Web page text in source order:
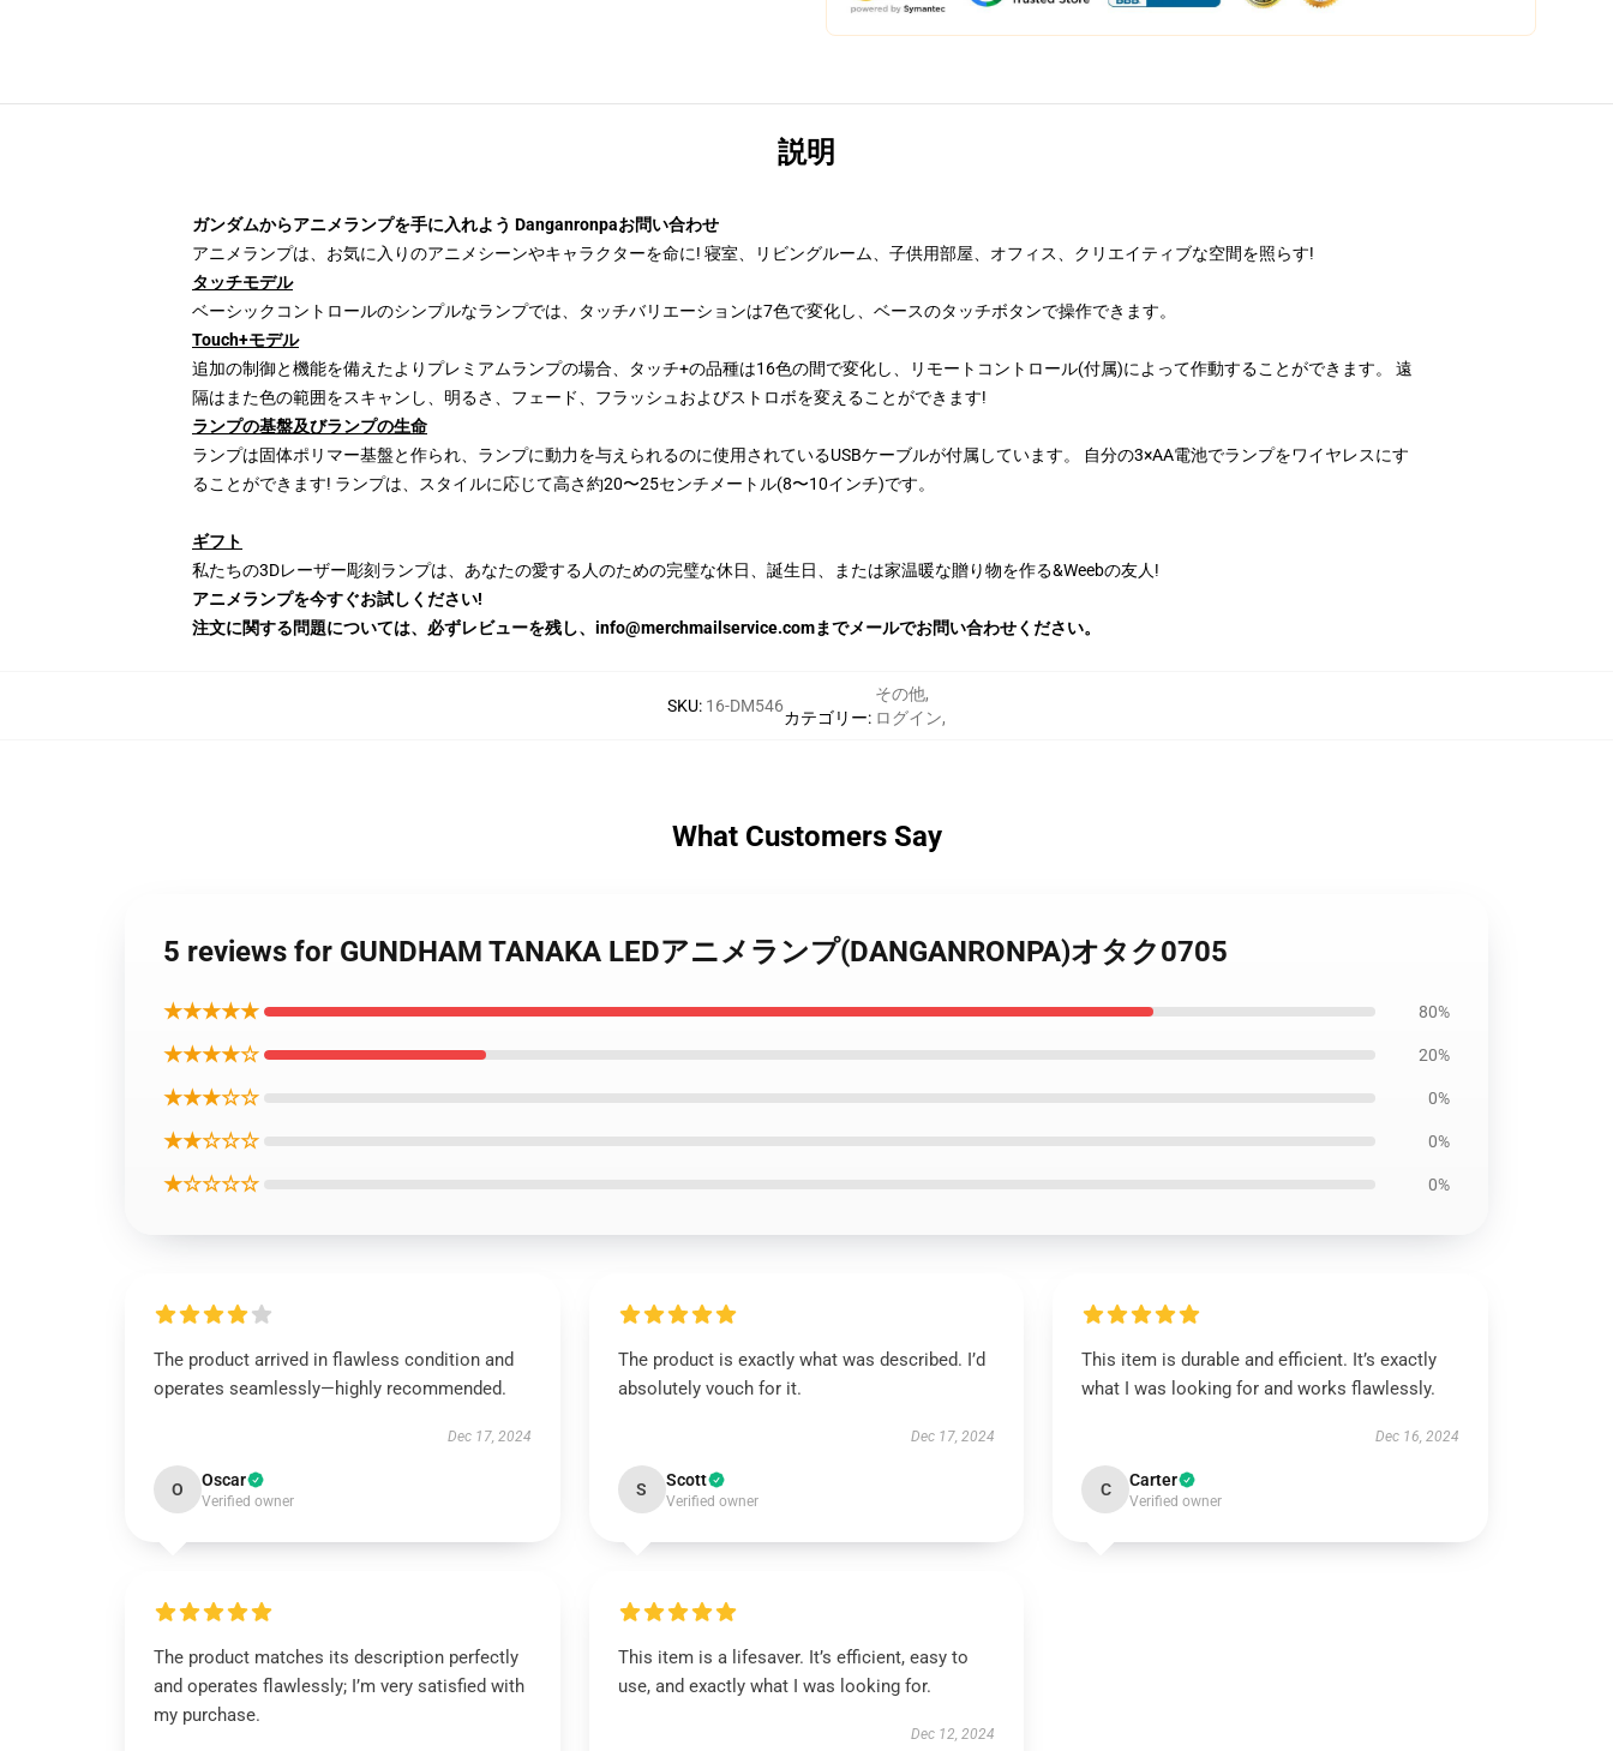
説明
ガンダムからアニメランプを手に入れよう Danganronpaお問い合わせ
アニメランプは、お気に入りのアニメシーンやキャラクターを命に! 寝室、リビングルーム、子供用部屋、オフィス、クリエイティブな空間を照らす!
タッチモデル
ベーシックコントロールのシンプルなランプでは、タッチバリエーションは7色で変化し、ベースのタッチボタンで操作できます。
Touch+モデル
追加の制御と機能を備えたよりプレミアムランプの場合、タッチ+の品種は16色の間で変化し、リモートコントロール(付属)によって作動することができます。 遠
隔はまた色の範囲をスキャンし、明るさ、フェード、フラッシュおよびストロボを変えることができます!
ランプの基盤及びランプの生命
ランプは固体ポリマー基盤と作られ、ランプに動力を与えられるのに使用されているUSBケーブルが付属しています。 自分の3×AA電池でランプをワイヤレスにす
ることができます! ランプは、スタイルに応じて高さ約20〜25センチメートル(8〜10インチ)です。
ギフト
私たちの3Dレーザー彫刻ランプは、あなたの愛する人のための完璧な休日、誕生日、または家温暖な贈り物を作る&Weebの友人!
アニメランプを今すぐお試しください!
注文に関する問題については、必ずレビューを残し、info@merchmailservice.comまでメールでお問い合わせください。
SKU: 16-DM546
カテゴリー:
その他,
ログイン,
What Customers Say
5 reviews for GUNDHAM TANAKA LEDアニメランプ(DANGANRONPA)オタク0705
★★★★★ 80%
★★★★☆ 20%
★★★☆☆ 0%
★★☆☆☆ 0%
★☆☆☆☆ 0%
The product arrived in flawless condition and
operates seamlessly—highly recommended.
Dec 17, 2024
O Oscar
Verified owner
The product is exactly what was described. I’d
absolutely vouch for it.
Dec 17, 2024
S Scott
Verified owner
This item is durable and efficient. It’s exactly
what I was looking for and works flawlessly.
Dec 16, 2024
C Carter
Verified owner
The product matches its description perfectly
and operates flawlessly; I’m very satisfied with
my purchase.
This item is a lifesaver. It’s efficient, easy to
use, and exactly what I was looking for.
Dec 12, 2024